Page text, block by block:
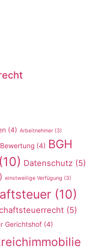
(4) Arbeitnehmer (3)
Bewertung (4) BGH
(10) Datenschutz (5)
einstweilige Verfügung (3)
(10)
(5)
Gerichtshof (4)